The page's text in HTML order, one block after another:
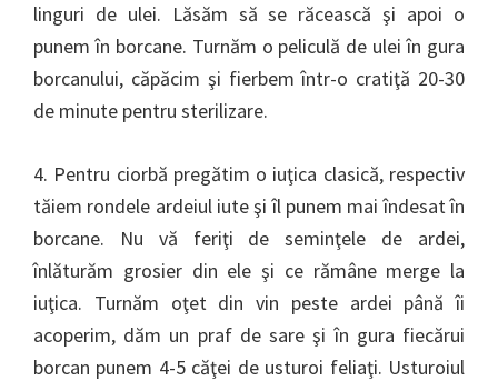
linguri de ulei. Lăsăm să se răcească şi apoi o
punem în borcane. Turnăm o peliculă de ulei în gura
borcanului, căpăcim şi fierbem într-o cratiţă 20-30
de minute pentru sterilizare.
4. Pentru ciorbă pregătim o iuţica clasică, respectiv
tăiem rondele ardeiul iute şi îl punem mai îndesat în
borcane. Nu vă feriţi de seminţele de ardei,
înlăturăm grosier din ele şi ce rămâne merge la
iuţica. Turnăm oţet din vin peste ardei până îi
acoperim, dăm un praf de sare şi în gura fiecărui
borcan punem 4-5 căţei de usturoi feliaţi. Usturoiul